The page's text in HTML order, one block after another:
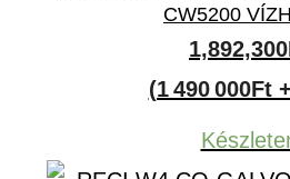
CW5200
1,892,300
(1 490 000Ft